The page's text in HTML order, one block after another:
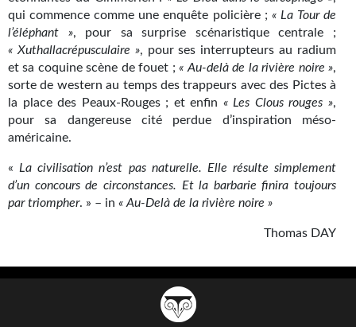
qui commence comme une enquête policière ; « La Tour de
l’éléphant », pour sa surprise scénaristique centrale ;
« Xuthallacrépusculaire », pour ses interrupteurs au radium
et sa coquine scène de fouet ;« Au-delà de la rivière noire »,
sorte de western au temps des trappeurs avec des Pictes à
la place des Peaux-Rouges ; et enfin « Les Clous rouges »,
pour sa dangereuse cité perdue d’inspiration méso-
américaine.
« La civilisation n’est pas naturelle. Elle résulte simplement
d’un concours de circonstances. Et la barbarie finira toujours
par triompher. » – in « Au-Delà de la rivière noire »
Thomas DAY